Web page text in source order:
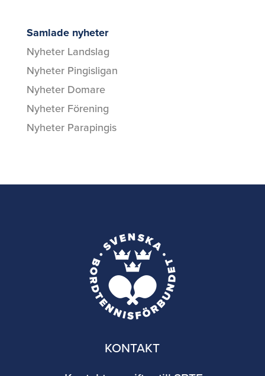
Samlade nyheter
Nyheter Landslag
Nyheter Pingisligan
Nyheter Domare
Nyheter Förening
Nyheter Parapingis
KONTAKT